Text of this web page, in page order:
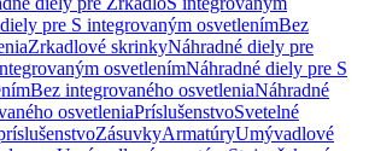
pre S integrovaným osvetlenímBez
Zrkadlové skrinkyNáhradné diely pre
osvetlenímNáhradné diely pre S
Bez integrovaného osvetleniaNáhradné
osvetleniaPríslušenstvoSvetelné
ZásuvkyArmatúryUmývadlové